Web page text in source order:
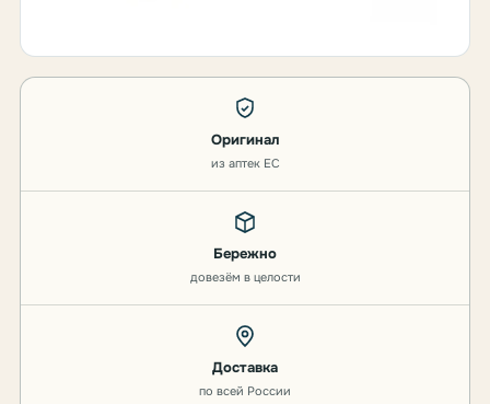
Оригинал
из аптек ЕС
Бережно
довезём в целости
Доставка
по всей России